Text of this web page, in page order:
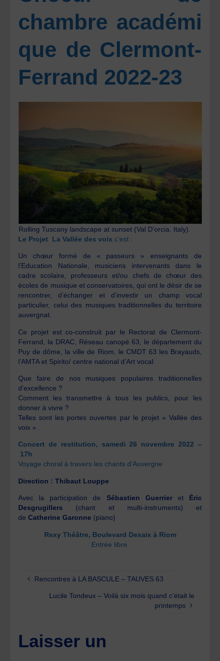
chambre académi
que de Clermont-
Ferrand 2022-23
Rolling Tuscany landscape at sunset (Val D’orcia, Italy).
Le Projet La Vallée des voixc’est :
Un chœur formé de « passeurs » enseignants de
l’Education Nationale, musiciens intervenants dans le
cadre scolaire, professeurs et/ou chefs de chœur des
écoles de musique et conservatoires, qui ont le désir de se
rencontrer, d’échanger et d’investir un champ vocal
particulier, celui des musiques traditionnelles du territoire
auvergnat.
Ce projet est co-construit par le Rectorat de Clermont-
Ferrand, la DRAC, Réseau canopé 63, le département du
Puy de dôme, la ville de Riom, le CMDT 63 les Brayauds,
l’AMTA et Spirito/ centre national d’Art vocal.
Que faire de nos musiques populaires traditionnelles
d’excellence ?
Comment les transmettre à tous les publics, pour les
donner à vivre ?
Telles sont les portes ouvertes par le projet « Vallée des
voix » .
Concert de restitution, samedi 26 novembre 2022 –
17h
Voyage choral à travers les chants d’Auvergne
Direction : Thibaut Louppe
Avec la participation de Sébastien Guerrieret Éric
Desgrugillers (chant et multi-instruments) et
deCatherine Garonne (piano)
Rexy Théâtre, Boulevard Desaix à Riom
Entrée libre.
Rencontres à LA BASCULE – TAUVES 63
Lucile Tondeux – Voilà six mois quand c’était le
printemps
Laisser un